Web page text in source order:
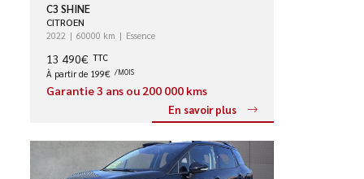
C3 SHINE
CITROEN
2022 60000 km Essence
13 490€ TTC
À partir de 199€ /MOIS
Garantie 3 ans ou 200 000 kms
En savoir plus